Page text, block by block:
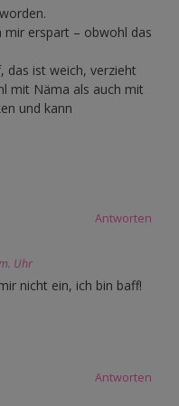
mir erspart – obwohl das
das ist weich, verzieht
mit Näma als auch mit
und kann
Antworten
Uhr
nicht ein, ich bin baff!
Antworten